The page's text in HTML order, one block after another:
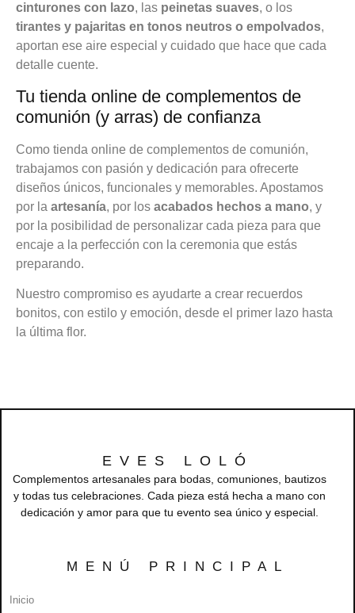
cinturones con lazo, las peinetas suaves, o los
tirantes y pajaritas en tonos neutros o empolvados,
aportan ese aire especial y cuidado que hace que cada
detalle cuente.
Tu tienda online de complementos de
comunión (y arras) de confianza
Como tienda online de complementos de comunión,
trabajamos con pasión y dedicación para ofrecerte
diseños únicos, funcionales y memorables. Apostamos
por la artesanía, por los acabados hechos a mano, y
por la posibilidad de personalizar cada pieza para que
encaje a la perfección con la ceremonia que estás
preparando.
Nuestro compromiso es ayudarte a crear recuerdos
bonitos, con estilo y emoción, desde el primer lazo hasta
la última flor.
EVES LOLÓ
Complementos artesanales para bodas, comuniones, bautizos
y todas tus celebraciones. Cada pieza está hecha a mano con
dedicación y amor para que tu evento sea único y especial.
MENÚ PRINCIPAL
Inicio